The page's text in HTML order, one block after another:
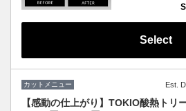
トリートメント
なく、生えてく
Select
カットメニュー Est.
【感動の仕上がり】TOKIO酸熱トリ